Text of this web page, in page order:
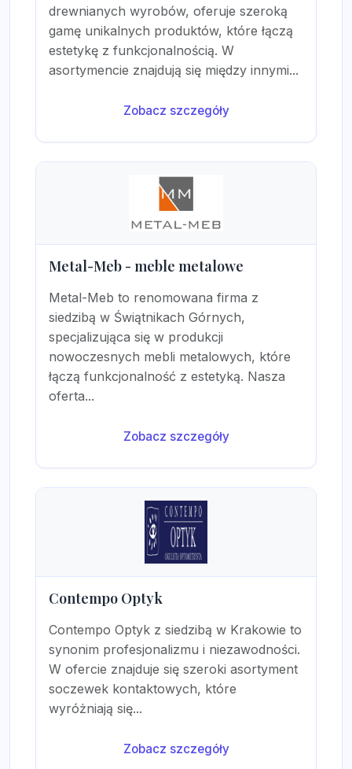
drewnianych wyrobów, oferuje szeroką
gamę unikalnych produktów, które łączą
estetykę z funkcjonalnością. W
asortymencie znajdują się między innymi...
Zobacz szczegóły
Metal-Meb - meble metalowe
Metal-Meb to renomowana firma z
siedzibą w Świątnikach Górnych,
specjalizująca się w produkcji
nowoczesnych mebli metalowych, które
łączą funkcjonalność z estetyką. Nasza
oferta...
Zobacz szczegóły
Contempo Optyk
Contempo Optyk z siedzibą w Krakowie to
synonim profesjonalizmu i niezawodności.
W ofercie znajduje się szeroki asortyment
soczewek kontaktowych, które
wyróżniają się...
Zobacz szczegóły